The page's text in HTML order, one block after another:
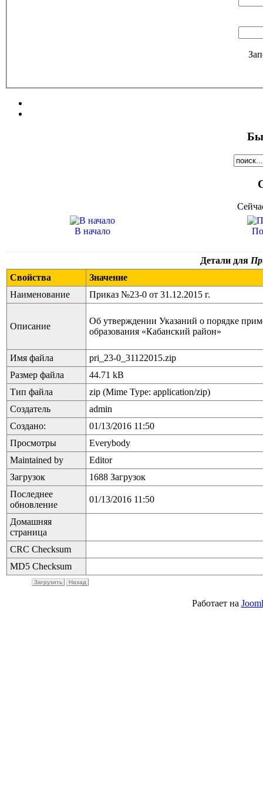
В начало
Детали для
Свойства
Значение
Наименование
Приказ №23-0 от 31.12.2015 г.
Описание
Об утверждении Указаний о порядке
образования «Кабанский район»
Имя файла
pri_23-0_31122015.zip
Размер файла
44.71 kB
Тип файла
zip (Mime Type: application/zip)
Создатель
admin
Создано:
01/13/2016 11:50
Просмотры
Everybody
Maintained by
Editor
Загрузок
1688 Загрузок
Последнее
обновление
01/13/2016 11:50
Домашняя
страница
CRC Checksum
MD5 Checksum
Загрузить Назад
Работает на